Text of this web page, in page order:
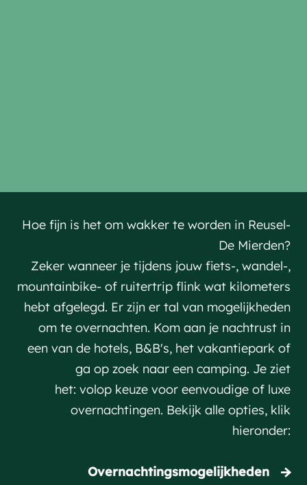
Hoe fijn is het om wakker te worden in Reusel-
De Mierden?
Zeker wanneer je tijdens jouw fiets-, wandel-,
mountainbike- of ruitertrip flink wat kilometers
hebt afgelegd. Er zijn er tal van mogelijkheden
om te overnachten. Kom aan je nachtrust in
een van de hotels, B&B's, het vakantiepark of
ga op zoek naar een camping. Je ziet
het: volop keuze voor eenvoudige of luxe
overnachtingen. Bekijk alle opties, klik
hieronder:
Overnachtingsmogelijkheden